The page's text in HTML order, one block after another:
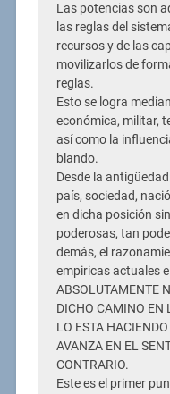
Las potencias son
las reglas del
recursos y de las
movilizarlos de
reglas.
Esto se logra
económica, militar,
así como la
blando.
Desde la
país, sociedad,
en dicha posición
poderosas, tan
demás, el
empiricas actuales
ABSOLUTAMENTE
DICHO CAMINO EN
LO ESTA
AVANZA EN EL
CONTRARIO.
Este es el primer